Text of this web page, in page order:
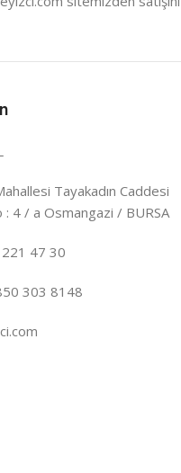
Tayakadın Caddesi
: 4 / a Osmangazi / BURSA
47 30
303 8148